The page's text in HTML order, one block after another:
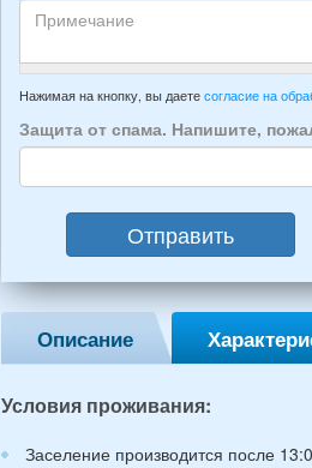
варианта:
прибытия
отъезда
из
*
будет
-
например:
6
человек:
взрослых
женщины)
и
детей
7
12
Примечание
Нажимая на кнопку, вы даете согласие на
Защита от спама. Напишите,
Отправить
Описание
Условия проживания:
Заселение производится после